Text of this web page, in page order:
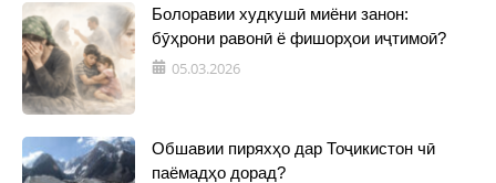
Болоравии худкушӣ миёни занон:
бӯҳрони равонӣ ё фишорҳои иҷтимоӣ?
05.03.2026
Обшавии пиряхҳо дар Тоҷикистон чӣ
паёмадҳо дорад?